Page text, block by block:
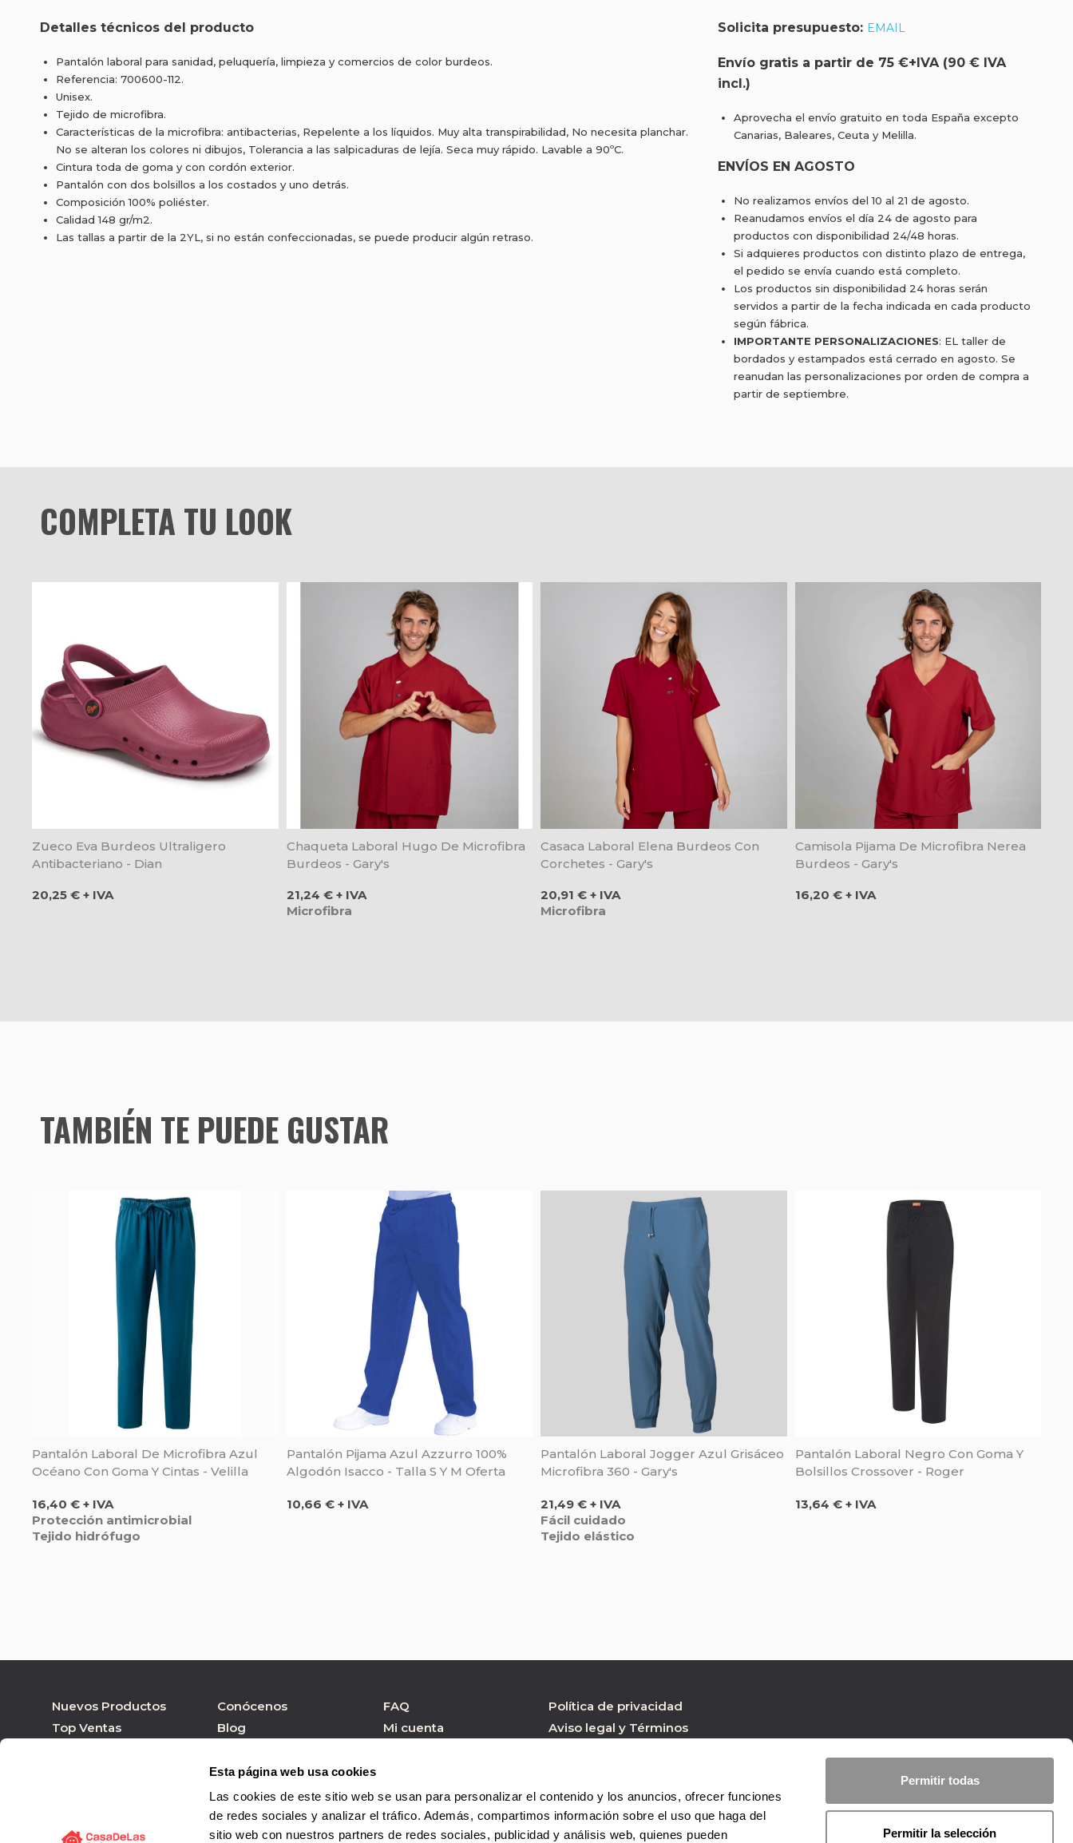
Esta página web usa cookies
Las cookies de este sitio web se usan para personalizar el contenido y los anuncios, ofrecer funciones
de redes sociales y analizar el tráfico. Además, compartimos información sobre el uso que haga del
sitio web con nuestros partners de redes sociales, publicidad y análisis web, quienes pueden
Permitir todas
Permitir la selección
Detalles técnicos del producto
Pantalón laboral para sanidad, peluquería, limpieza y comercios de color burdeos.
Referencia: 700600-112.
Unisex.
Tejido de microfibra.
Características de la microfibra: antibacterias, Repelente a los líquidos. Muy alta transpirabilidad, No necesita planchar.
No se alteran los colores ni dibujos, Tolerancia a las salpicaduras de lejía. Seca muy rápido. Lavable a 90ºC.
Cintura toda de goma y con cordón exterior.
Pantalón con dos bolsillos a los costados y uno detrás.
Composición 100% poliéster.
Calidad 148 gr/m2.
Las tallas a partir de la 2YL, si no están confeccionadas, se puede producir algún retraso.
Solicita presupuesto: EMAIL
Envío gratis a partir de 75 €+IVA (90 € IVA
incl.)
Aprovecha el envío gratuito en toda España excepto
Canarias, Baleares, Ceuta y Melilla.
ENVÍOS EN AGOSTO
No realizamos envíos del 10 al 21 de agosto.
Reanudamos envíos el día 24 de agosto para
productos con disponibilidad 24/48 horas.
Si adquieres productos con distinto plazo de entrega,
el pedido se envía cuando está completo.
Los productos sin disponibilidad 24 horas serán
servidos a partir de la fecha indicada en cada producto
según fábrica.
IMPORTANTE PERSONALIZACIONES: EL taller de
bordados y estampados está cerrado en agosto. Se
reanudan las personalizaciones por orden de compra a
partir de septiembre.
COMPLETA TU LOOK
Zueco Eva Burdeos Ultraligero
Antibacteriano - Dian
Precio
20,25 € + IVA
Chaqueta Laboral Hugo De Microfibra
Burdeos - Gary's
Precio
21,24 € + IVA
Microfibra
Casaca Laboral Elena Burdeos Con
Corchetes - Gary's
Precio
20,91 € + IVA
Microfibra
Camisola Pijama De Microfibra Nerea
Burdeos - Gary's
Precio
16,20 € + IVA
TAMBIÉN TE PUEDE GUSTAR
Pantalón Laboral De Microfibra Azul
Océano Con Goma Y Cintas - Velilla
Precio
16,40 € + IVA
Protección antimicrobial
Tejido hidrófugo
Pantalón Pijama Azul Azzurro 100%
Algodón Isacco - Talla S Y M Oferta
Precio
10,66 € + IVA
Pantalón Laboral Jogger Azul Grisáceo
Microfibra 360 - Gary's
Precio
21,49 € + IVA
Fácil cuidado
Tejido elástico
Pantalón Laboral Negro Con Goma Y
Bolsillos Crossover - Roger
Precio
13,64 € + IVA
Nuevos Productos
Top Ventas
Conócenos
Blog
Tienda física
FAQ
Mi cuenta
Política de privacidad
Aviso legal y Términos
Condiciones de